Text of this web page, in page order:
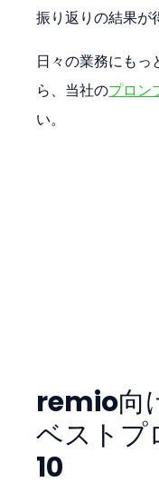
振り返りの結果が
日々の業務にもっ
ら、当社のプロン
い。
remio向
ベストプ
10